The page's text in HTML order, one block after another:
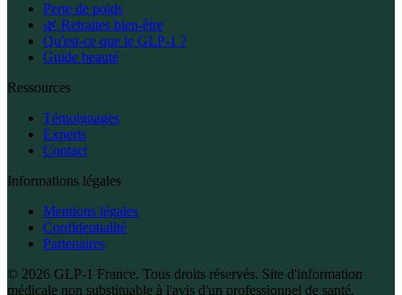
Perte de poids
🌿 Retraites bien-être
Qu'est-ce que le GLP-1 ?
Guide beauté
Ressources
Témoignages
Experts
Contact
Informations légales
Mentions légales
Confidentialité
Partenaires
© 2026 GLP-1 France. Tous droits réservés. Site d'information
médicale non substituable à l'avis d'un professionnel de santé.